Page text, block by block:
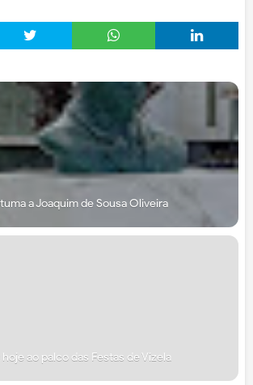
a Joaquim de Sousa Oliveira
ao palco das Festas de Vizela